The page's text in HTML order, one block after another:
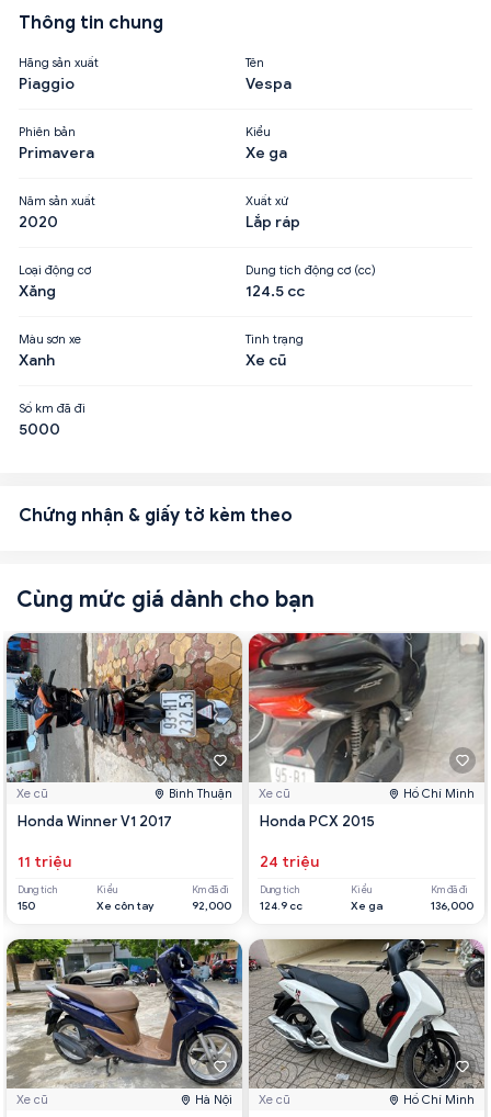
Thông tin chung
Hãng sản xuất
Piaggio
Tên
Vespa
Phiên bản
Primavera
Kiểu
Xe ga
Năm sản xuất
2020
Xuất xứ
Lắp ráp
Loại động cơ
Xăng
Dung tích động cơ (cc)
124.5 cc
Màu sơn xe
Xanh
Tình trạng
Xe cũ
Số km đã đi
5000
Chứng nhận & giấy tờ kèm theo
Cùng mức giá dành cho bạn
Xe cũ Bình Thuận
Honda Winner V1 2017
11 triệu
Dung tích
150
Kiểu
Xe côn tay
Km đã đi
92,000
Xe cũ Hà Nội
Xe cũ Hồ Chí Minh
Honda PCX 2015
24 triệu
Dung tích
124.9 cc
Kiểu
Xe ga
Km đã đi
136,000
Xe cũ Hồ Chí Minh